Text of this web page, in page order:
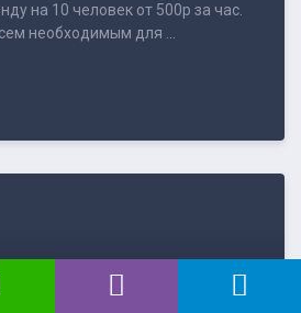
на 10 человек от 500р за час.
необходимым для ...